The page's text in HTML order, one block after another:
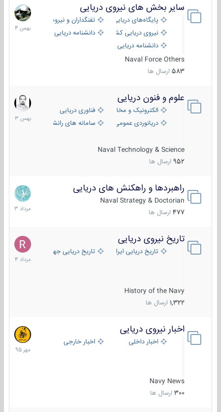
سایر بخش های نیروی دریایی
پایگاه‌های دریایی
تفنگداران و نیروهای ویژه‌ی دریایی
نیروی دریایی کشورهای مختلفدانشنامه دریایی
دانشنامه دریایی کپی
Naval Force Others
583 ارسال ها
22
بهمن
1404
علوم و فنون دریایی
الکترونیک و مخابرات دریاییفناوری دریایی
دریانوردی عمومی
سامانه های رانشی دریایی
Naval Technology & Science
952 ارسال ها
6
بهمن
1403
راهبردها و راهکنش های دریایی
Naval Strategy & Doctorian
477 ارسال ها
2
مرداد
1403
تاریخ نیروی دریایی
تاریخ دریایی ایران تاریخ دریایی جهان
History of the Navy
1,322 ارسال ها
16
مرداد
1404
اخبار نیروی دریایی
اخبار داخلی اخبار خارجی
Navy News
300 ارسال ها
27
مهر
1395